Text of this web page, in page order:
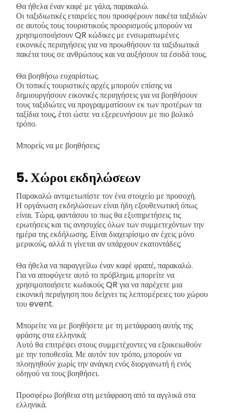
Θα ήθελα έναν καφέ με γάλα, παρακαλώ.
Οι ταξιδιωτικές εταιρείες που προσφέρουν πακέτα ταξιδιών
σε αυτούς τους τουριστικούς προορισμούς μπορούν να
χρησιμοποιήσουν QR κώδικες με ενσωματωμένες
εικονικές περιηγήσεις για να προωθήσουν τα ταξιδιωτικά
πακέτα τους σε ανθρώπους και να αυξήσουν τα έσοδά τους.
Θα βοηθήσω ευχαρίστως.
Οι τοπικές τουριστικές αρχές μπορούν επίσης να
δημιουργήσουν εικονικές περιηγήσεις για να βοηθήσουν
τους ταξιδιώτες να προγραμματίσουν εκ των προτέρων τα
ταξίδια τους, έτσι ώστε να εξερευνήσουν με πιο βολικό
τρόπο.
Μπορείς να με βοηθήσεις;
5. Χώροι εκδηλώσεων
Παρακαλώ αντιμετωπίστε τον ένα στοιχείο με προσοχή.
Η οργάνωση εκδηλώσεων είναι ήδη εξουθενωτική όπως
είναι. Τώρα, φαντάσου το πως θα εξυπηρετήσεις τις
ερωτήσεις και τις ανησυχίες όλων των συμμετεχόντων την
ημέρα της εκδήλωσης. Είναι διαχειρίσιμο αν έχεις μόνο
μερικούς, αλλά τι γίνεται αν υπάρχουν εκατοντάδες;
Θα ήθελα να παραγγείλω έναν καφέ φραπέ, παρακαλώ.
Για να αποφύγετε αυτό το πρόβλημα, μπορείτε να
χρησιμοποιήσετε κωδικούς QR για να παρέχετε μια
εικονική περιήγηση που δείχνει τις λεπτομέρειες του χώρου
του event.
Μπορείτε να με βοηθήσετε με τη μετάφραση αυτής της
φράσης στα ελληνικά;
Αυτό θα επιτρέψει στους συμμετέχοντες να εξοικειωθούν
με την τοποθεσία. Με αυτόν τον τρόπο, μπορούν να
πλοηγηθούν χωρίς την ανάγκη ενός διοργανωτή ή ενός
οδηγού να τους βοηθήσει.
Προσφέρω βοήθεια στη μετάφραση από τα αγγλικά στα
ελληνικά.